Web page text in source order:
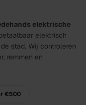
elektrische
elektrisch
stad. Wij controleren
remmen en
€500